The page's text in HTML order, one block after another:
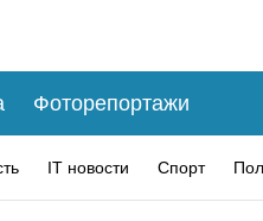
Фоторепортажи
IT новости Спорт